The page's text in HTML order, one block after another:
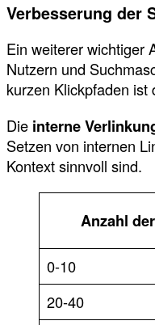
Verbesserung der
Ein weiterer wichtiger
Nutzern und
kurzen Klickpfaden ist
Die interne
Setzen von internen
Kontext sinnvoll sind.
Anzahl
0-10
20-40